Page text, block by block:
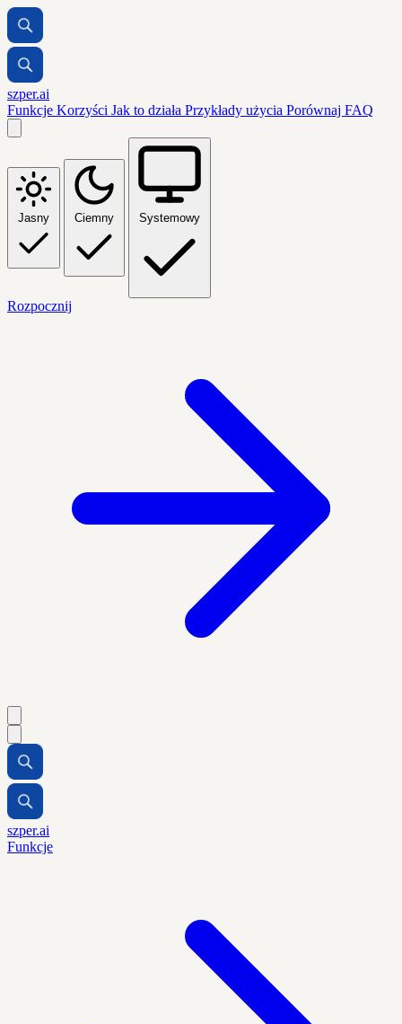
szper.ai
Funkcje Korzyści Jak to działa Przykłady użycia Porównaj FAQ
Jasny Ciemny Systemowy
Rozpocznij
szper.ai
Funkcje